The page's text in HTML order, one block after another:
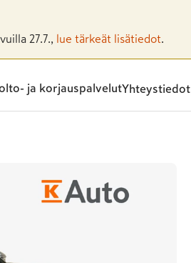
27.7., lue tärkeät lisätiedot
ja korjauspalvelutYhteystiedot